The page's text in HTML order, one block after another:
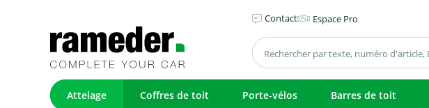
Contact Espace Pro
Attelage Coffres de toit Porte-vélos Barres de toit